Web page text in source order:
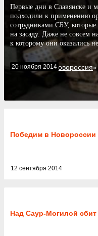
Cообщество «Новороссия»
Первые дни в Славянске и
подходили к применению
сотрудниками СБУ, которые
на засаду. Даже не совсем
к которому они оказались
После этого наступило
выставлять блокпосты, в
аэромобильная 25-я
удалось разоружить
именно разоружение — под
сожжения техники они не
20 ноября 2014
Победим в
12 сентября 2014
Над Саур-Могилой